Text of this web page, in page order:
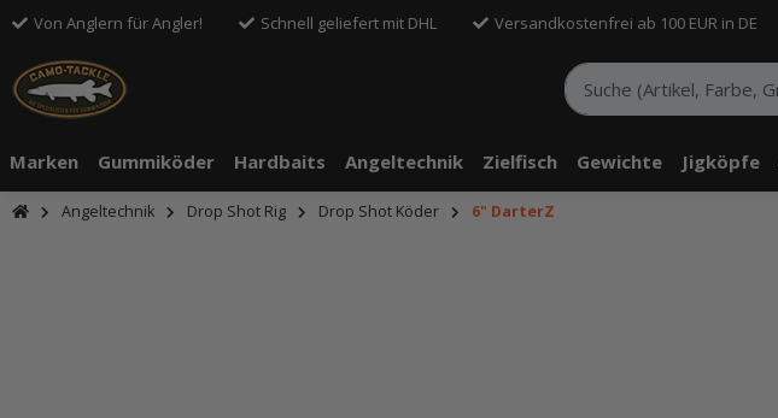
Von Anglern für Angler! Schnell geliefert mit DHL Versandkostenfrei ab 100 EUR in DE
Marken Gummiköder Hardbaits Angeltechnik Zielfisch Gewichte Jigköpfe
Angeltechnik Drop Shot Rig Drop Shot Köder 6" DarterZ